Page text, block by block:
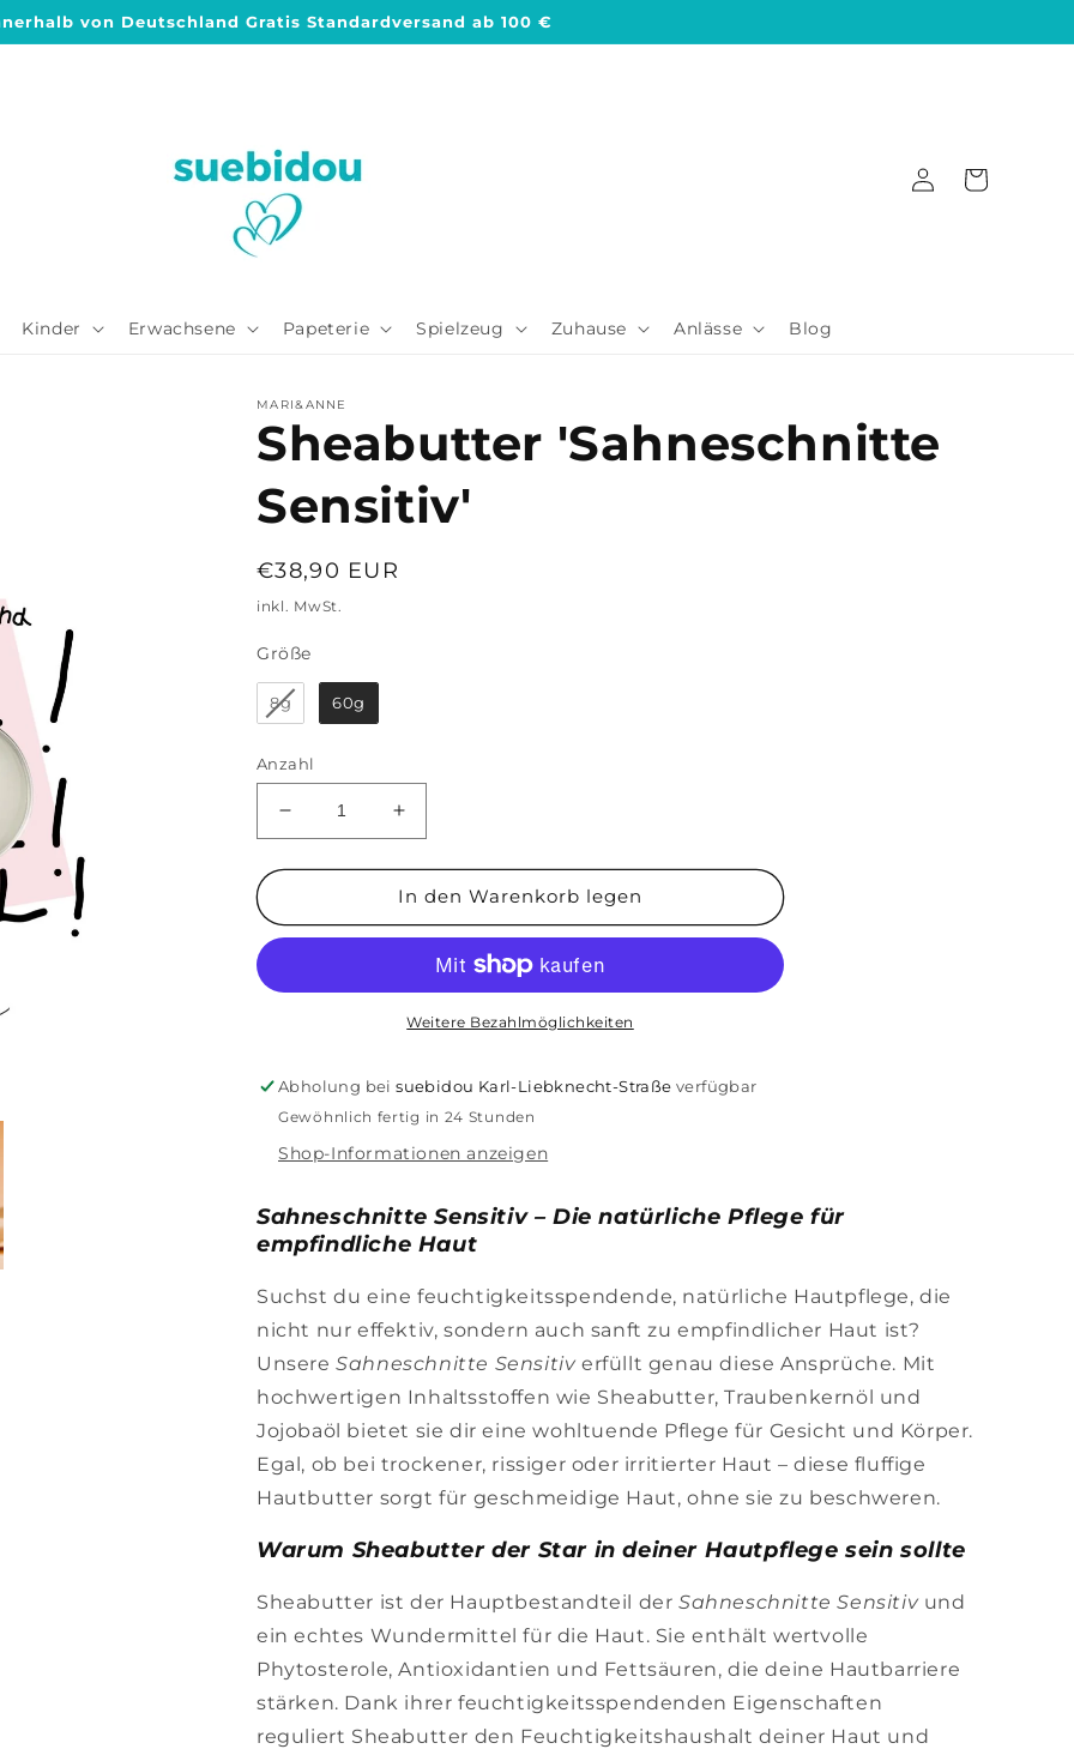
von Deutschland Gratis Standardversand ab 100 €
Kinder Erwachsene Papeterie Spielzeug Zuhause Anlässe Blog
Einloggen
Warenkorb
MARI&ANNE
Sheabutter 'Sahneschnitte
Sensitiv'
Normaler
Preis
€38,90 EUR
inkl. MwSt.
Größe
8g 60g
Anzahl
Verringere
die
Menge
Sheabutter
Erhöhe
die
Menge
für
Sheabutter
Sensitiv&#39;
In den Warenkorb legen
Weitere Bezahlmöglichkeiten
Abholung beisuebidou Karl-Liebknecht-Straße verfügbar
Gewöhnlich fertig in 24 Stunden
Shop-Informationen anzeigen
Sahneschnitte Sensitiv – Die natürliche Pflege für
empfindliche Haut
Suchst du eine feuchtigkeitsspendende, natürliche Hautpflege, die
nicht nur effektiv, sondern auch sanft zu empfindlicher Haut ist?
UnsereSahneschnitte Sensitiverfüllt genau diese Ansprüche. Mit
hochwertigen Inhaltsstoffen wie Sheabutter, Traubenkernöl und
Jojobaöl bietet sie dir eine wohltuende Pflege für Gesicht und Körper.
Egal, ob bei trockener, rissiger oder irritierter Haut – diese fluffige
Hautbutter sorgt für geschmeidige Haut, ohne sie zu beschweren.
Warum Sheabutter der Star in deiner Hautpflege sein sollte
Sheabutter ist der Hauptbestandteil der Sahneschnitte Sensitivund
ein echtes Wundermittel für die Haut. Sie enthält wertvolle
Phytosterole, Antioxidantien und Fettsäuren, die deine Hautbarriere
stärken. Dank ihrer feuchtigkeitsspendenden Eigenschaften
reguliert Sheabutter den Feuchtigkeitshaushalt deiner Haut und